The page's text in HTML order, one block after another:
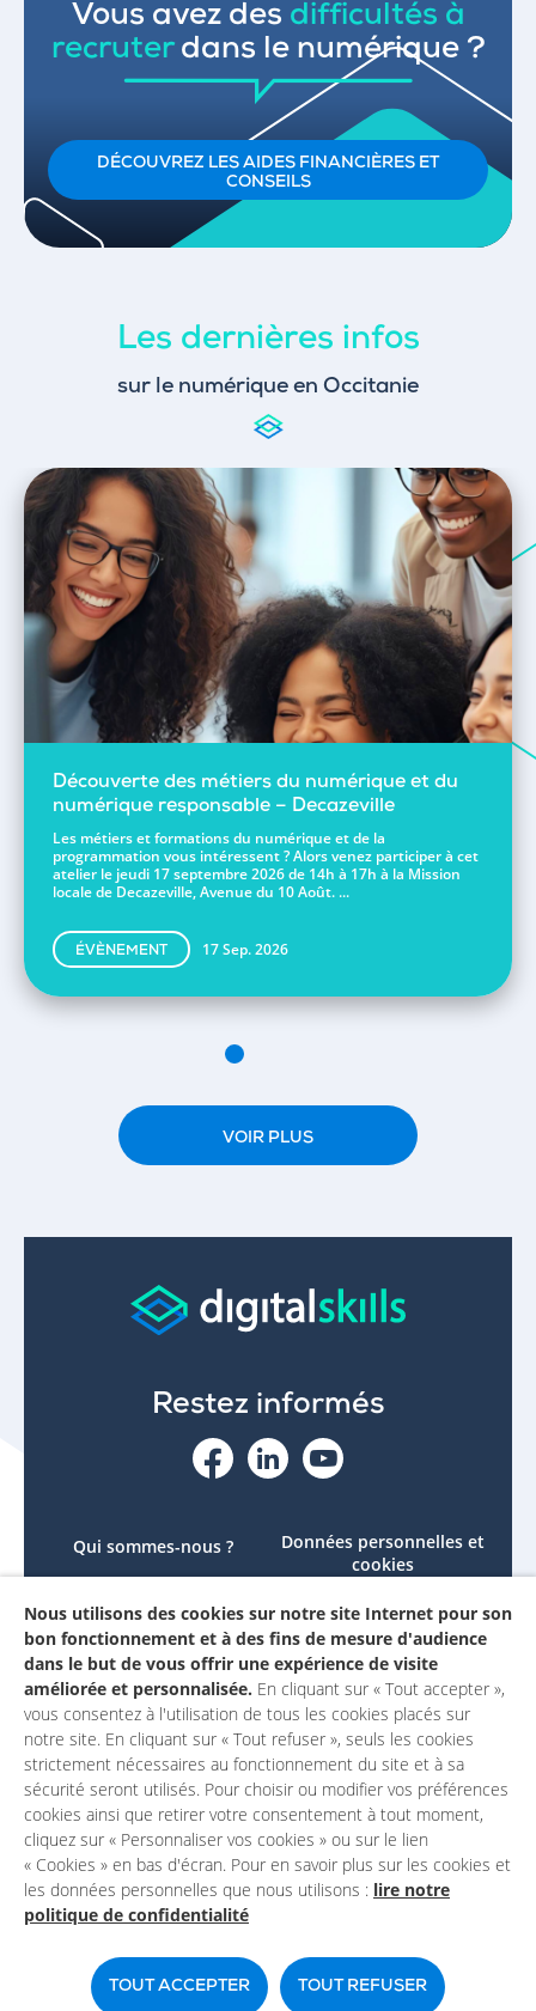
Vous avez des difficultés à
recruterdans le numérique ?
DÉCOUVREZ LES AIDES FINANCIÈRES ET
CONSEILS
Les dernières infos
sur le numérique en Occitanie
Découverte des métiers du numérique et du
numérique responsable – Decazeville
Les métiers et formations du numérique et de la
programmation vous intéressent ? Alors venez participer à cet
atelier le jeudi 17 septembre 2026 de 14h à 17h à la Mission
locale de Decazeville, Avenue du 10 Août. ...
ÉVÈNEMENT 17 Sep. 2026
VOIR PLUS
Restez informés
Qui sommes-nous ?
Le projet
Contactez-nous
Mon compte
Données personnelles et
cookies
Accessibilité : non
conforme
Mentions légales
Un site du
Nous utilisons des cookies sur notre site Internet pour son
bon fonctionnement et à des fins de mesure d'audience
dans le but de vous offrir une expérience de visite
améliorée et personnalisée. En cliquant sur « Tout accepter »,
vous consentez à l'utilisation de tous les cookies placés sur
notre site. En cliquant sur « Tout refuser », seuls les cookies
strictement nécessaires au fonctionnement du site et à sa
sécurité seront utilisés. Pour choisir ou modifier vos préférences
cookies ainsi que retirer votre consentement à tout moment,
cliquez sur « Personnaliser vos cookies » ou sur le lien
« Cookies » en bas d'écran. Pour en savoir plus sur les cookies et
les données personnelles que nous utilisons : lire notre
politique de confidentialité
TOUT ACCEPTER TOUT REFUSER